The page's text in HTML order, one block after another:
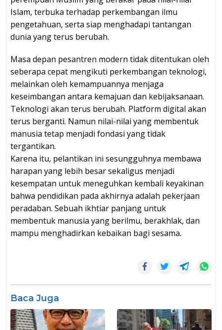
Islam, terbuka terhadap perkembangan ilmu
pengetahuan, serta siap menghadapi tantangan
dunia yang terus berubah.
Masa depan pesantren modern tidak ditentukan oleh
seberapa cepat mengikuti perkembangan teknologi,
melainkan oleh kemampuannya menjaga
keseimbangan antara kemajuan dan kebijaksanaan.
Teknologi akan terus berubah. Platform digital akan
terus berganti. Namun nilai-nilai yang membentuk
manusia tetap menjadi fondasi yang tidak
tergantikan.
Karena itu, pelantikan ini sesungguhnya membawa
harapan yang lebih besar sekaligus menjadi
kesempatan untuk meneguhkan kembali keyakinan
bahwa pendidikan pada akhirnya adalah pekerjaan
peradaban. Sebuah ikhtiar panjang untuk
membentuk manusia yang berilmu, berakhlak, dan
mampu menghadirkan kebaikan bagi sesama.
Baca Juga